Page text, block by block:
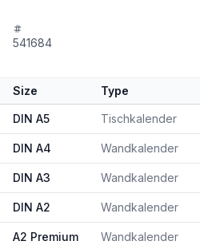
541684
Size Type
DIN A5 Tischkalender
DIN A4 Wandkalender
DIN A3 Wandkalender
DIN A2 Wandkalender
A2 Premium Wandkalender